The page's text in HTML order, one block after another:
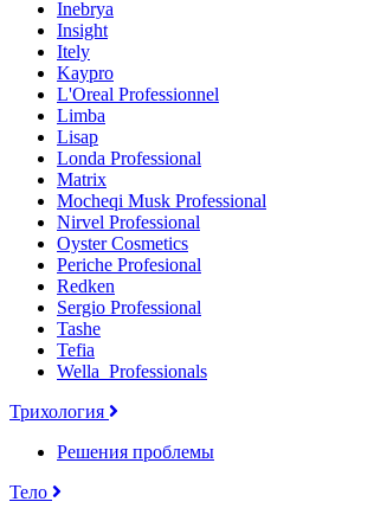
Inebrya
Insight
Itely
Kaypro
L'Oreal Professionnel
Limba
Lisap
Londa Professional
Matrix
Mocheqi Musk Professional
Nirvel Professional
Oyster Cosmetics
Periche Profesional
Redken
Sergio Professional
Tashe
Tefia
Wella_Professionals
Трихология
Решения проблемы
Тело